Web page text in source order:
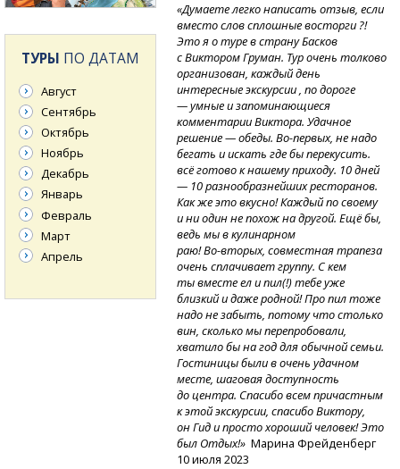
«Думаете легко написать отзыв, если
вместо слов сплошные восторги ?!
Это я о туре в страну Басков
с Виктором Груман. Тур очень толково
организован, каждый день
интересные экскурсии , по дороге
— умные и запоминающиеся
комментарии Виктора. Удачное
решение— обеды.Во-первых, не надо
бегать и искать где бы перекусить.
всё готово к нашему приходу. 10 дней
— 10 разнообразнейших ресторанов.
Как же это вкусно! Каждый по своему
и ни один не похож на другой. Ещё бы,
ведь мы в кулинарном
раю!Во-вторых, совместная трапеза
очень сплачивает группу. С кем
ты вместе ел и пил(!) тебе уже
близкий и даже родной! Про пил тоже
надо не забыть, потому что столько
вин, сколько мы перепробовали,
хватило бы на год для обычной семьи.
Гостиницы были в очень удачном
месте, шаговая доступность
до центра. Спасибо всем причастным
к этой экскурсии, спасибо Виктору,
он Гид и просто хороший человек! Это
был Отдых!» Марина Фрейденберг
10 июля 2023
ТУРЫ ПО ДАТАМ
Август
Сентябрь
Октябрь
Ноябрь
Декабрь
Январь
Февраль
Март
Апрель